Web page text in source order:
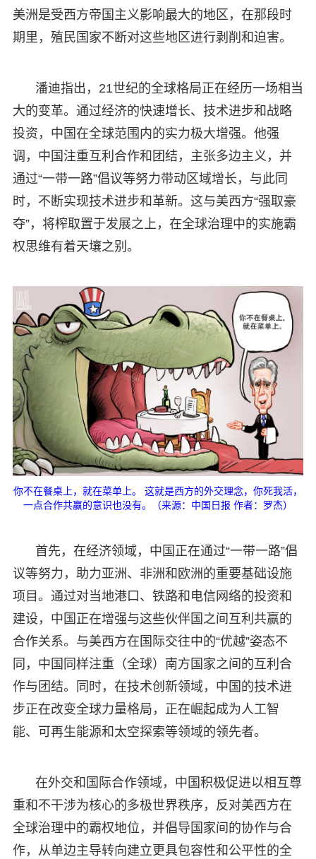
美洲是受西方帝国主义影响最大的地区，在那段时
期里，殖民国家不断对这些地区进行剥削和迫害。
潘迪指出，21世纪的全球格局正在经历一场相当
大的变革。通过经济的快速增长、技术进步和战略
投资，中国在全球范围内的实力极大增强。他强
调，中国注重互利合作和团结，主张多边主义，并
通过“一带一路”倡议等努力带动区域增长，与此同
时，不断实现技术进步和革新。这与美西方“强取豪
夺”，将榨取置于发展之上，在全球治理中的实施霸
权思维有着天壤之别。
你不在餐桌上，就在菜单上。 这就是西方的外交理念，你死我活，
一点合作共赢的意识也没有。（来源：中国日报 作者：罗杰）
首先，在经济领域，中国正在通过“一带一路”倡
议等努力，助力亚洲、非洲和欧洲的重要基础设施
项目。通过对当地港口、铁路和电信网络的投资和
建设，中国正在增强与这些伙伴国之间互利共赢的
合作关系。与美西方在国际交往中的“优越”姿态不
同，中国同样注重（全球）南方国家之间的互利合
作与团结。同时，在技术创新领域，中国的技术进
步正在改变全球力量格局，正在崛起成为人工智
能、可再生能源和太空探索等领域的领先者。
在外交和国际合作领域，中国积极促进以相互尊
重和不干涉为核心的多极世界秩序，反对美西方在
全球治理中的霸权地位，并倡导国家间的协作与合
作，从单边主导转向建立更具包容性和公平性的全